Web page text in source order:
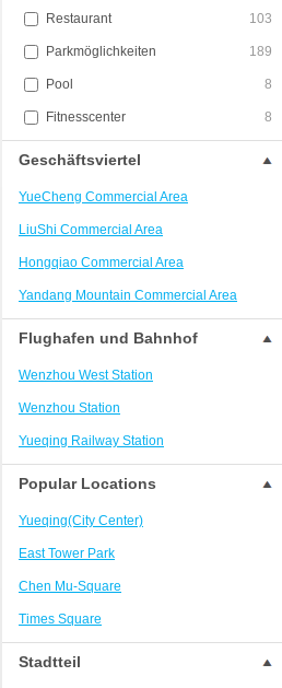
Restaurant 103
Parkmöglichkeiten 189
Pool 8
Fitnesscenter 8
Geschäftsviertel
YueCheng Commercial Area
LiuShi Commercial Area
Hongqiao Commercial Area
Yandang Mountain Commercial Area
Flughafen und Bahnhof
Wenzhou West Station
Wenzhou Station
Yueqing Railway Station
Popular Locations
Yueqing(City Center)
East Tower Park
Chen Mu-Square
Times Square
Stadtteil